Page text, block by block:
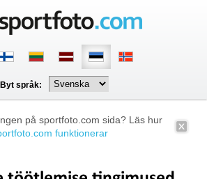
Byt språk:
på sportfoto.com sida? Läs hur
funktionerar